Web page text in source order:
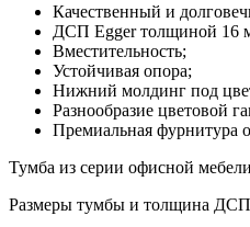
Качественный и
ДСП Egger толщиной 16
Вместительность;
Устойчивая опора;
Нижний молдинг под
Разнообразие цветовой
Премиальная фурнитура
Тумба из серии офисной
Размеры тумбы и толщина ДСП